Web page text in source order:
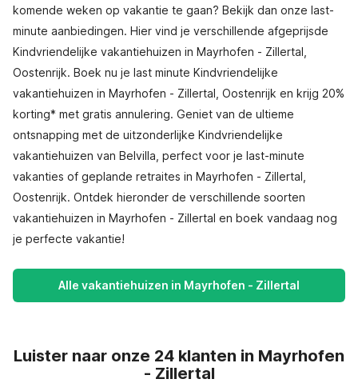
komende weken op vakantie te gaan? Bekijk dan onze last-
minute aanbiedingen. Hier vind je verschillende afgeprijsde
Kindvriendelijke vakantiehuizen in Mayrhofen - Zillertal,
Oostenrijk. Boek nu je last minute Kindvriendelijke
vakantiehuizen in Mayrhofen - Zillertal, Oostenrijk en krijg 20%
korting* met gratis annulering. Geniet van de ultieme
ontsnapping met de uitzonderlijke Kindvriendelijke
vakantiehuizen van Belvilla, perfect voor je last-minute
vakanties of geplande retraites in Mayrhofen - Zillertal,
Oostenrijk. Ontdek hieronder de verschillende soorten
vakantiehuizen in Mayrhofen - Zillertal en boek vandaag nog
je perfecte vakantie!
Alle vakantiehuizen in Mayrhofen - Zillertal
Luister naar onze 24 klanten in Mayrhofen
- Zillertal